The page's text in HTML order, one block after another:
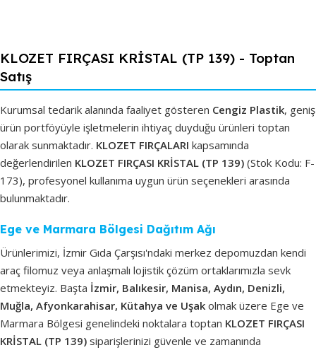
KLOZET FIRÇASI KRİSTAL (TP 139) - Toptan
Satış
Kurumsal tedarik alanında faaliyet gösteren Cengiz Plastik, geniş
ürün portföyüyle işletmelerin ihtiyaç duyduğu ürünleri toptan
olarak sunmaktadır. KLOZET FIRÇALARI kapsamında
değerlendirilen KLOZET FIRÇASI KRİSTAL (TP 139) (Stok Kodu: F-
173), profesyonel kullanıma uygun ürün seçenekleri arasında
bulunmaktadır.
Ege ve Marmara Bölgesi Dağıtım Ağı
Ürünlerimizi, İzmir Gıda Çarşısı'ndaki merkez depomuzdan kendi
araç filomuz veya anlaşmalı lojistik çözüm ortaklarımızla sevk
etmekteyiz. Başta İzmir, Balıkesir, Manisa, Aydın, Denizli,
Muğla, Afyonkarahisar, Kütahya ve Uşak olmak üzere Ege ve
Marmara Bölgesi genelindeki noktalara toptan KLOZET FIRÇASI
KRİSTAL (TP 139) siparişlerinizi güvenle ve zamanında